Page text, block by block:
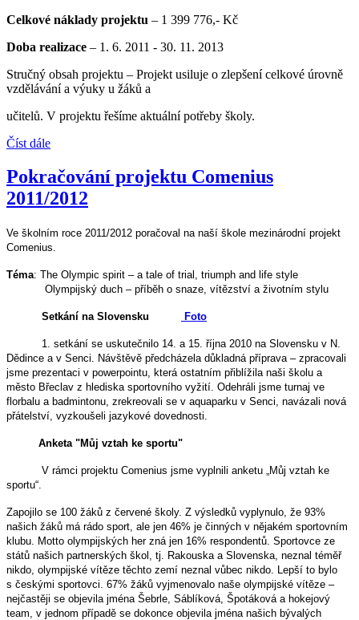
Celkové náklady projektu – 1 399 776,- Kč
Doba realizace – 1. 6. 2011 - 30. 11. 2013
Stručný obsah projektu – Projekt usiluje o zlepšení celkové úrovně
vzdělávání a výuky u žáků a
učitelů. V projektu řešíme aktuální potřeby školy.
Číst dále
Pokračování projektu Comenius
2011/2012
Ve školním roce 2011/2012 poračoval na naší škole mezinárodní projekt
Comenius.
Téma: The Olympic spirit – a tale of trial, triumph and life style
Olympijský duch – příběh o snaze, vítězství a životním stylu
Setkání na Slovensku Foto
1. setkání se uskutečnilo 14. a 15. října 2010 na Slovensku v N.
Dědince a v Senci. Návštěvě předcházela důkladná příprava – zpracovali
jsme prezentaci v powerpointu, která ostatním přiblížila naši školu a
město Břeclav z hlediska sportovního vyžití. Odehráli jsme turnaj ve
florbalu a badmintonu, zrekreovali se v aquaparku v Senci, navázali nová
přátelství, vyzkoušeli jazykové dovednosti.
Anketa "Můj vztah ke sportu"
V rámci projektu Comenius jsme vyplnili anketu „Můj vztah ke
sportu“.
Zapojilo se 100 žáků z červené školy. Z výsledků vyplynulo, že 93%
našich žáků má rádo sport, ale jen 46% je činných v nějakém sportovním
klubu. Motto olympijských her zná jen 16% respondentů. Sportovce ze
států našich partnerských škol, tj. Rakouska a Slovenska, neznal téměř
nikdo, olympijské vítěze těchto zemí neznal vůbec nikdo. Lepší to bylo
s českými sportovci. 67% žáků vyjmenovalo naše olympijské vítěze –
nejčastěji se objevila jména Šebrle, Sáblíková, Špotáková a hokejový
team, v jednom případě se dokonce objevila jména našich bývalých